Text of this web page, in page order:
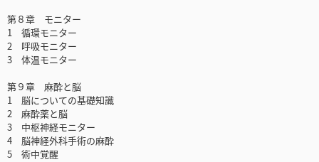
第８章 モニター
1 循環モニター
2 呼吸モニター
3 体温モニター
第９章 麻酔と脳
1 脳についての基礎知識
2 麻酔薬と脳
3 中枢神経モニター
4 脳神経外科手術の麻酔
5 術中覚醒